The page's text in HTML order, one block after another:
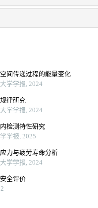
间传递过程的能量变化
学学报, 2024
律研究
学学报, 2024
检测特性研究
学报, 2025
力与疲劳寿命分析
学学报, 2024
全评价